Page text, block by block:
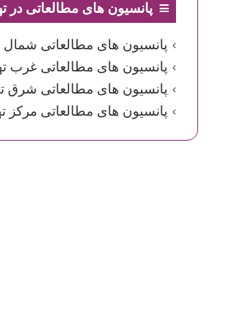
پانسیون های مطالعاتی در
پانسیون های مطالعاتی شمال
پانسیون های مطالعاتی غرب
پانسیون های مطالعاتی شرق
پانسیون های مطالعاتی مرکز